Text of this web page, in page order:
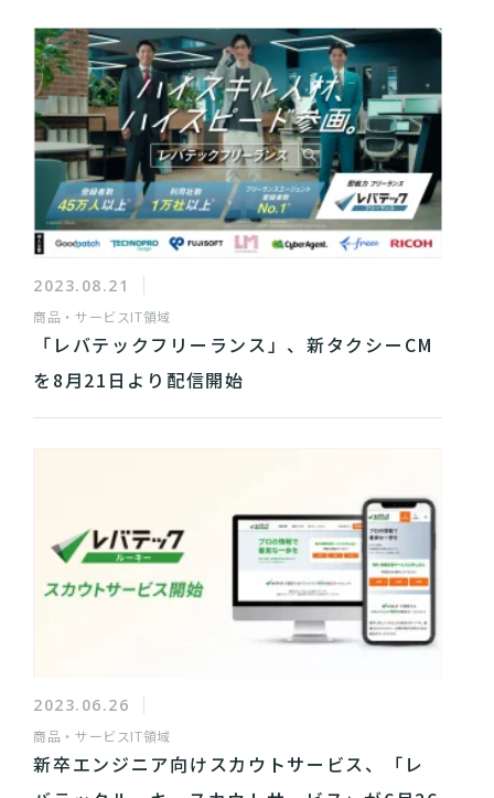
2023.08.21
商品・サービスIT領域
「レバテックフリーランス」、新タクシーCM
を8月21日より配信開始
2023.06.26
商品・サービスIT領域
新卒エンジニア向けスカウトサービス、「レ